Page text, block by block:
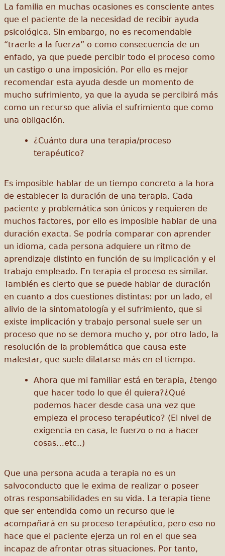
La familia en muchas ocasiones es consciente antes
que el paciente de la necesidad de recibir ayuda
psicológica. Sin embargo, no es recomendable
“traerle a la fuerza” o como consecuencia de un
enfado, ya que puede percibir todo el proceso como
un castigo o una imposición. Por ello es mejor
recomendar esta ayuda desde un momento de
mucho sufrimiento, ya que la ayuda se percibirá más
como un recurso que alivia el sufrimiento que como
una obligación.
¿Cuánto dura una terapia/proceso
terapéutico?
Es imposible hablar de un tiempo concreto a la hora
de establecer la duración de una terapia. Cada
paciente y problemática son únicos y requieren de
muchos factores, por ello es imposible hablar de una
duración exacta. Se podría comparar con aprender
un idioma, cada persona adquiere un ritmo de
aprendizaje distinto en función de su implicación y el
trabajo empleado. En terapia el proceso es similar.
También es cierto que se puede hablar de duración
en cuanto a dos cuestiones distintas: por un lado, el
alivio de la sintomatología y el sufrimiento, que si
existe implicación y trabajo personal suele ser un
proceso que no se demora mucho y, por otro lado, la
resolución de la problemática que causa este
malestar, que suele dilatarse más en el tiempo.
Ahora que mi familiar está en terapia, ¿tengo
que hacer todo lo que él quiera?¿Qué
podemos hacer desde casa una vez que
empieza el proceso terapéutico? (El nivel de
exigencia en casa, le fuerzo o no a hacer
cosas…etc..)
Que una persona acuda a terapia no es un
salvoconducto que le exima de realizar o poseer
otras responsabilidades en su vida. La terapia tiene
que ser entendida como un recurso que le
acompañará en su proceso terapéutico, pero eso no
hace que el paciente ejerza un rol en el que sea
incapaz de afrontar otras situaciones. Por tanto,